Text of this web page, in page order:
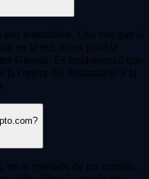
inmutables. Una vez que la
en la red, no es posible
Gitcoin. Es fundamental que
la cartera del destinatario y la
al apartado de tus cuentas,